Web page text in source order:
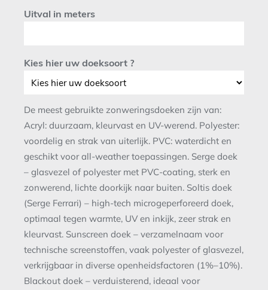
Uitval in meters
Kies hier uw doeksoort ?
De meest gebruikte zonweringsdoeken zijn van:
Acryl: duurzaam, kleurvast en UV-werend. Polyester:
voordelig en strak van uiterlijk. PVC: waterdicht en
geschikt voor all-weather toepassingen. Serge doek
– glasvezel of polyester met PVC-coating, sterk en
zonwerend, lichte doorkijk naar buiten. Soltis doek
(Serge Ferrari) – high-tech microgeperforeerd doek,
optimaal tegen warmte, UV en inkijk, zeer strak en
kleurvast. Sunscreen doek – verzamelnaam voor
technische screenstoffen, vaak polyester of glasvezel,
verkrijgbaar in diverse openheidsfactoren (1%–10%).
Blackout doek – verduisterend, ideaal voor